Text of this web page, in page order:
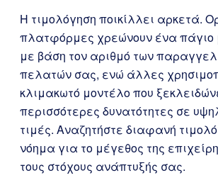
Η τιμολόγηση ποικίλλει αρκετά.
πλατφόρμες χρεώνουν ένα πάγιο
με βάση τον αριθμό των
πελατών σας, ενώ άλλες
κλιμακωτό μοντέλο που
περισσότερες δυνατότητες σε
τιμές. Αναζητήστε διαφανή
νόημα για το μέγεθος της
τους στόχους ανάπτυξής σας.